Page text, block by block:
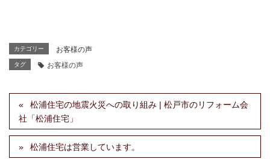
カテゴリー お客様の声
タグ お客様の声
松浦住宅の地震火災への取り組み | 松戸市のリフォーム会
社「松浦住宅」
松浦住宅は営業しています。